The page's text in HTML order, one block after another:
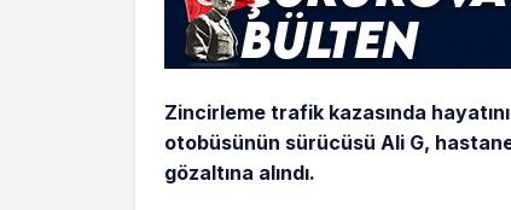
Zincirleme trafik kazasında
otobüsünün sürücüsü Ali G,
gözaltına alındı.